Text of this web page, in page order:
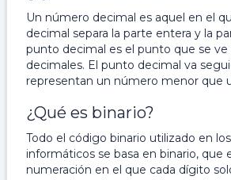
Un número decimal es aquel en el
decimal separa la parte entera y la
punto decimal es el punto que se
decimales. El punto decimal va
representan un número menor que
¿Qué es binario?
Todo el código binario utilizado en
informáticos se basa en binario, que
numeración en el que cada dígito